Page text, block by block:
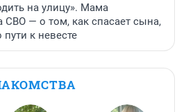
на улицу». Мама
СВО — о том, как спасает сына,
к невесте